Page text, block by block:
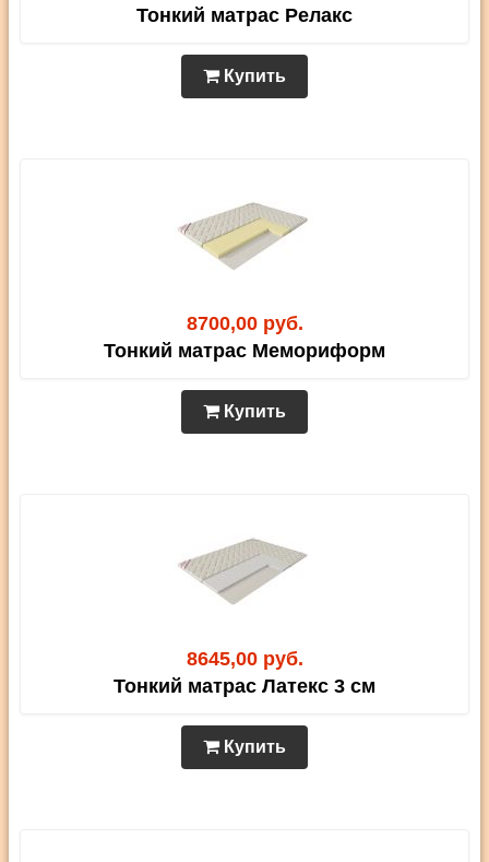
Тонкий матрас Релакс
Купить
8700,00 руб.
Тонкий матрас Мемориформ
Купить
8645,00 руб.
Тонкий матрас Латекс 3 см
Купить